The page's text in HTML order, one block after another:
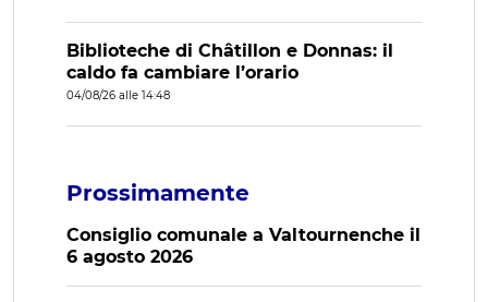
Biblioteche di Châtillon e Donnas: il
caldo fa cambiare l’orario
04/08/26 alle 14:48
Prossimamente
Consiglio comunale a Valtournenche il
6 agosto 2026